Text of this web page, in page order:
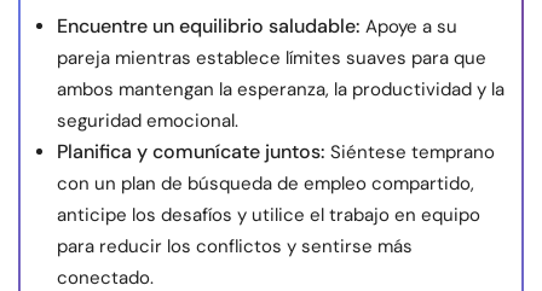
Encuentre un equilibrio saludable: Apoye a su
pareja mientras establece límites suaves para que
ambos mantengan la esperanza, la productividad y la
seguridad emocional.
Planifica y comunícate juntos: Siéntese temprano
con un plan de búsqueda de empleo compartido,
anticipe los desafíos y utilice el trabajo en equipo
para reducir los conflictos y sentirse más
conectado.